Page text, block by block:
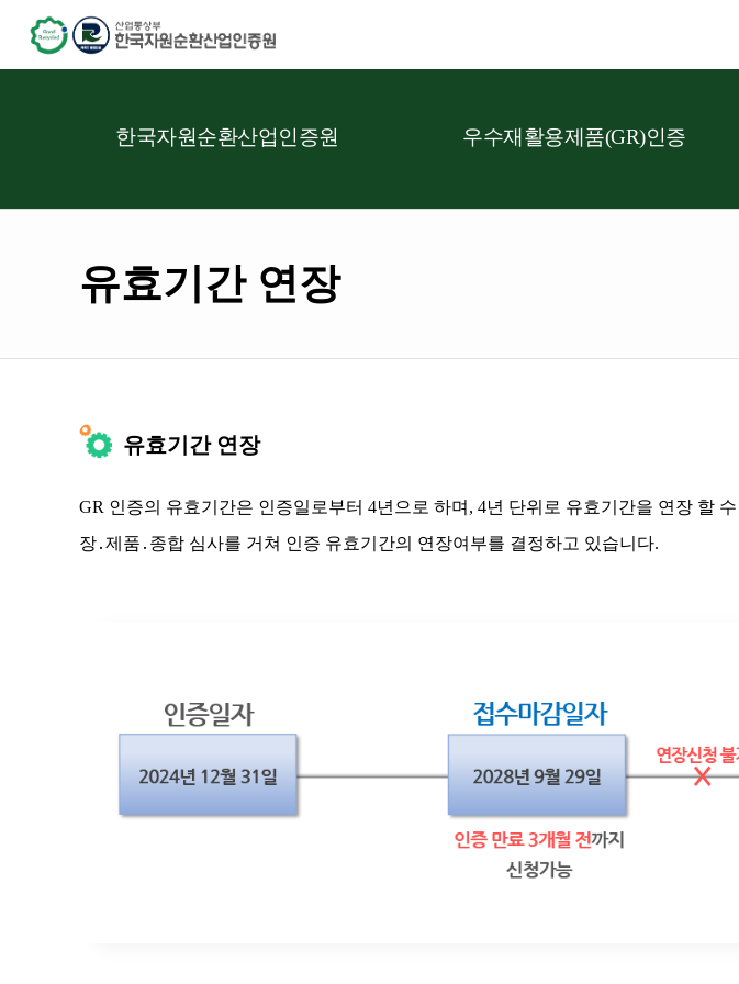
한국자원순환산업인증원 우수재활용제품(GR)인증
유효기간 연장
유효기간 연장
GR 인증의 유효기간은 인증일로부터 4년으로 하며, 4년 단위로 유효기간을 연장 할
장․제품․종합 심사를 거쳐 인증 유효기간의 연장여부를 결정하고 있습니다.